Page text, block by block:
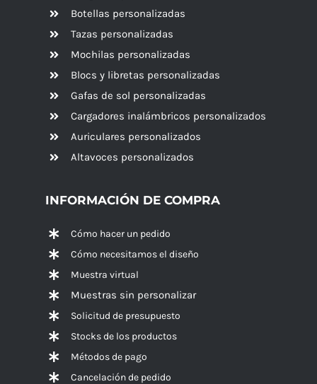
Botellas personalizadas
Tazas personalizadas
Mochilas personalizadas
Blocs y libretas personalizadas
Gafas de sol personalizadas
Cargadores inalámbricos personalizados
Auriculares personalizados
Altavoces personalizados
INFORMACIÓN DE COMPRA
Cómo hacer un pedido
Cómo necesitamos el diseño
Muestra virtual
Muestras sin personalizar
Solicitud de presupuesto
Stocks de los productos
Métodos de pago
Cancelación de pedido